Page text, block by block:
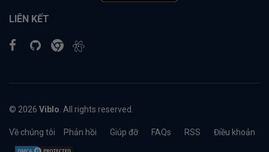
LIÊN KẾT
© 2026 Viblo . All rights reserved.
Về chúng tôi Phản hồi Giúp đỡ FAQs RSS Điều khoản